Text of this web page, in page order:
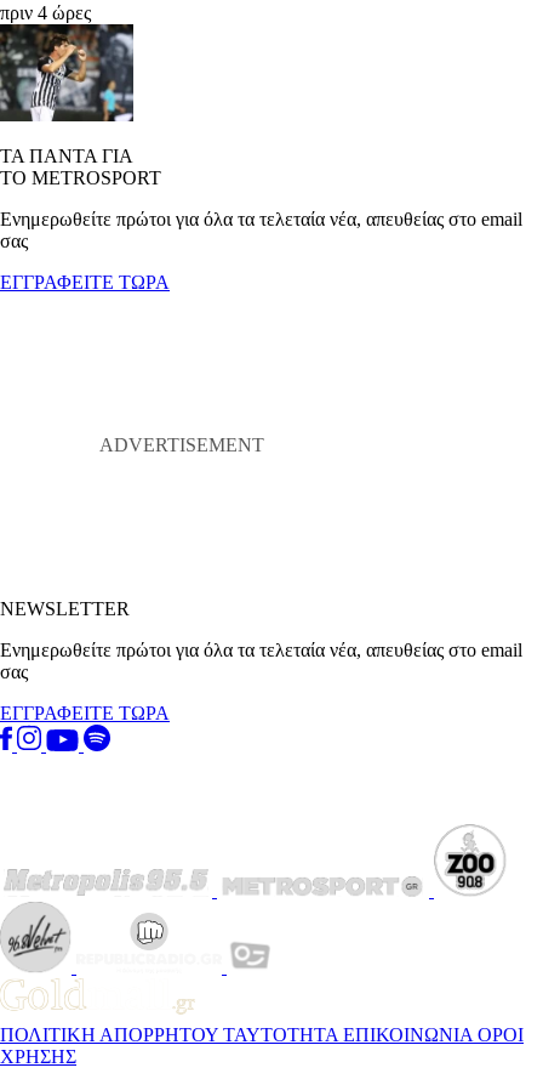
πριν 4 ώρες
ΤΑ ΠΑΝΤΑ ΓΙΑ
ΤΟ METROSPORT
Ενημερωθείτε πρώτοι για όλα τα τελεταία νέα, απευθείας στο email
σας
ΕΓΓΡΑΦΕΙΤΕ ΤΩΡΑ
NEWSLETTER
Ενημερωθείτε πρώτοι για όλα τα τελεταία νέα, απευθείας στο email
σας
ΕΓΓΡΑΦΕΙΤΕ ΤΩΡΑ
ΠΟΛΙΤΙΚΗ ΑΠΟΡΡΗΤΟΥ ΤΑΥΤΟΤΗΤΑ ΕΠΙΚΟΙΝΩΝΙΑ ΟΡΟΙ
ΧΡΗΣΗΣ